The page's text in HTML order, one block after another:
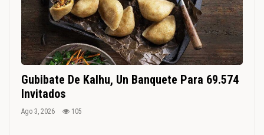
Gubibate De Kalhu, Un Banquete Para 69.574
Invitados
Ago 3, 2026 105